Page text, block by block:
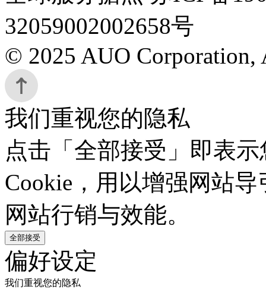
32059002002658号
© 2025 AUO Corporation,
我们重视您的隐私
点击「全部接受」即表
Cookie，用以增强网站
网站行销与效能。
全部接受
偏好设定
我们重视您的隐私